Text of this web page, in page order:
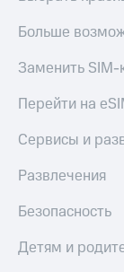
Больше
Заменить SIM-
Перейти на
Сервисы и
Развлечения
Безопасность
Детям и